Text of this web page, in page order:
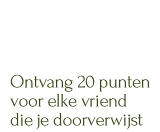
Ontvang 20 punten
voor elke vriend
die je doorverwijst